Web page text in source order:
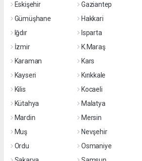
Eskişehir
Gaziantep
Gümüşhane
Hakkari
Iğdır
Isparta
İzmir
K.Maraş
Karaman
Kars
Kayseri
Kırıkkale
Kilis
Kocaeli
Kütahya
Malatya
Mardin
Mersin
Muş
Nevşehir
Ordu
Osmaniye